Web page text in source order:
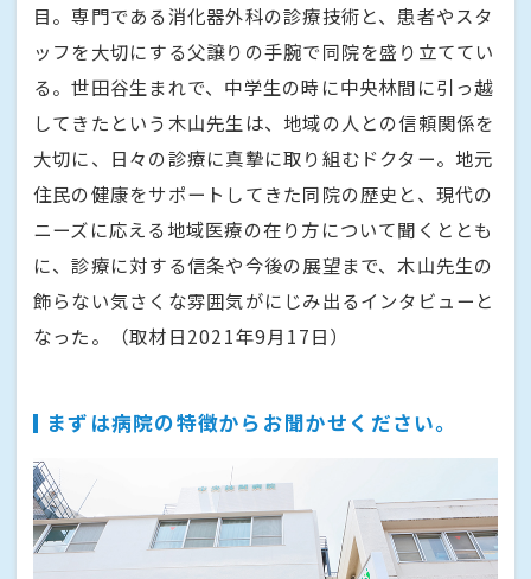
目。専門である消化器外科の診療技術と、患者やスタ
ッフを大切にする父譲りの手腕で同院を盛り立ててい
る。世田谷生まれで、中学生の時に中央林間に引っ越
してきたという木山先生は、地域の人との信頼関係を
大切に、日々の診療に真摯に取り組むドクター。地元
住民の健康をサポートしてきた同院の歴史と、現代の
ニーズに応える地域医療の在り方について聞くととも
に、診療に対する信条や今後の展望まで、木山先生の
飾らない気さくな雰囲気がにじみ出るインタビューと
なった。（取材日2021年9月17日）
まずは病院の特徴からお聞かせください。